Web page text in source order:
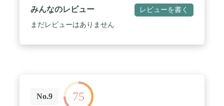
ト・スプレーをする の簡単３ステップ！ 雨・風・
汗にも強くなります。 / スーパーミリオンヘアーEX
は、スーパーミリオンヘアーよりもさらに細かいパ
みんなのレビュー レビューを書く
まだレビューはありません
No.9 75